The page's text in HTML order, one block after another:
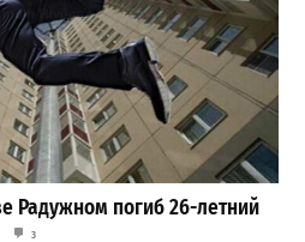
Радужном погиб 26-летний
3